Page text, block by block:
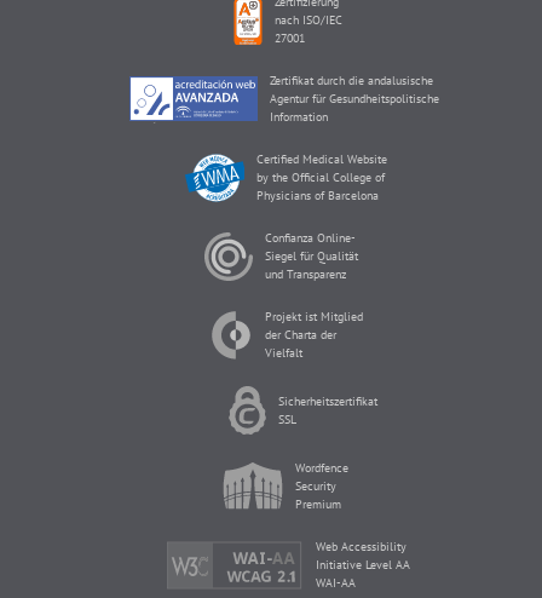
nach ISO/IEC
27001
Zertifikat durch die andalusische
Agentur für Gesundheitspolitische
Information
Certified Medical Website
by the Official College of
Physicians of Barcelona
Confianza Online-
Siegel für Qualität
und Transparenz
Projekt ist Mitglied
der Charta der
Vielfalt
Sicherheitszertifikat
SSL
Wordfence
Security
Premium
Web Accessibility
Initiative Level AA
WAI-AA